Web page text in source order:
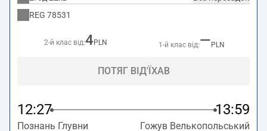
REG 78531
2-й клас від:4 PLN 1-й клас від:— PLN
ПОТЯГ ВІД'ЇХАВ
12:27 13:59
Познань Глувни Гожув Велькопольський